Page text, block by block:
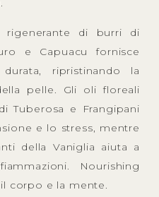
rigenerante di burri di
e Capuacu fornisce
ripristinando la
pelle. Gli oli floreali
Tuberosa e Frangipani
e lo stress, mentre
della Vaniglia aiuta a
Nourishing
corpo e la mente.